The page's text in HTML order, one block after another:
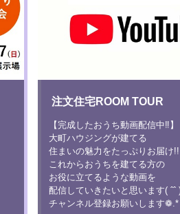
注文住宅ROOM TOUR
【完成したおうち動画配信中‼】
大町ハウジングが建てる
住まいの魅力をたっぷりお届け!!
これからおうちを建てる方の
お役に立てるような動画を
チャンネル登録お願いします❁.*